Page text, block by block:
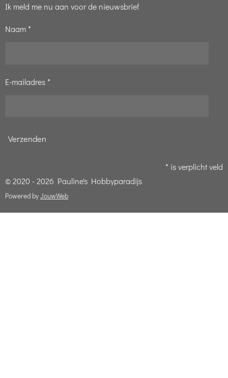
Ik meld me nu aan voor de nieuwsbrief
Naam *
E-mailadres *
Verzenden
* is verplicht veld
© 2020 - 2026 Pauline's Hobbyparadijs
Powered byJouwWeb